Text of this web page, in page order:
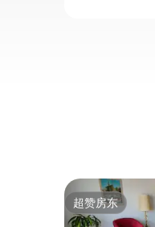
超赞房东
超赞房东